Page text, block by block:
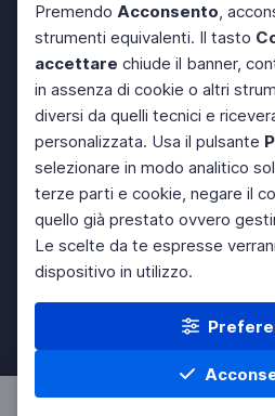
Premendo Acconsento,
strumenti equivalenti. Il tasto
accettare chiude il banner,
in assenza di cookie o altri
diversi da quelli tecnici e
personalizzata. Usa il pulsante
selezionare in modo analitico
terze parti e cookie, negare il
quello già prestato ovvero
Le scelte da te espresse
dispositivo in utilizzo.